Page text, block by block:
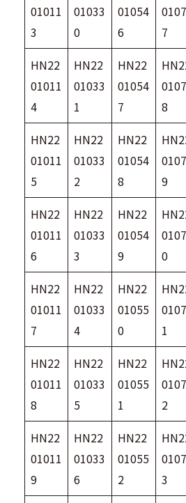
01011
3
01033
0
01054
6
7
HN22
01011
4
HN22
01033
1
HN22
01054
7
8
HN22
01011
5
HN22
01033
2
HN22
01054
8
9
HN22
01011
6
HN22
01033
3
HN22
01054
9
0
HN22
01011
7
HN22
01033
4
HN22
01055
0
1
HN22
01011
8
HN22
01033
5
HN22
01055
1
2
HN22
01011
9
HN22
01033
6
HN22
01055
2
3